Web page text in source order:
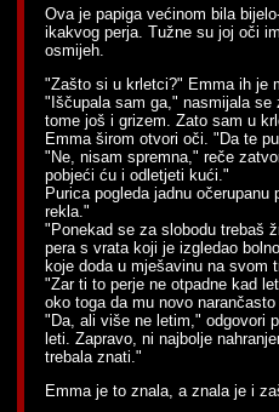
Ova je papiga većinom bila
ikakvog perja. Tužne su joj oči
osmijeh.
"Zašto si u krletci?" Emma ih je
"Iščupala sam ga," nasmijala se
tome još i grizem. Zato sam u
Emma širom otvori oči. "Da te
"Ne, nisam spremna," reče
pobjeći ću i odletjeti kući."
Purica pogleda jadnu
rekla."
"Ponekad se za slobodu trebaš
pera s vrata koji je izgledao
koje doda u mješavinu na svom
"Zar ti to perje ne otpadne kad
oko toga da mu novo
"Da, ali više ne letim," odgovori
leti. Zapravo, ni najbolje
trebala znati."
Emma je to znala, a znala je i